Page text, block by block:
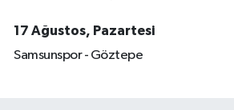
17 Ağustos, Pazartesi
Samsunspor - Göztepe